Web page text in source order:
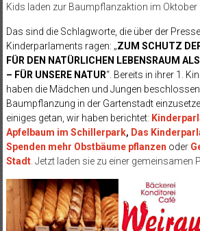
Kids laden zur Baumpflanzaktion im Oktober
Das sind die Schlagworte, die über der
Kinderparlaments ragen: „ZUM SCHUTZ
FÜR DEN NATÜRLICHEN LEBENSRAUM
– FÜR UNSERE NATUR“. Bereits in ihrer 1.
haben die Mädchen und Jungen
Baumpflanzung in der Gartenstadt
einiges getan, wir haben berichtet:
Apfelbaum im Schillerpark, Das
Spenden mehr Obstbäume pflanzen oder
Stadt. Jetzt laden sie zu einer gemeinsamen